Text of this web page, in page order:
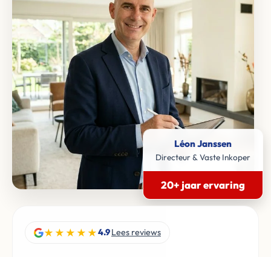
Léon Janssen
Directeur & Vaste Inkoper
20+ jaar ervaring
★★★★★4.9Lees reviews